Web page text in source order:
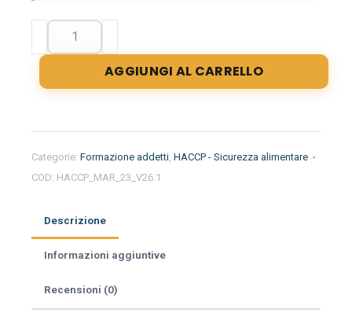
Formazione
per
addetti
alimentare
regione
Marche
Trasporto
alimenti
quantità
AGGIUNGI AL CARRELLO
Categorie: Formazione addetti, HACCP - Sicurezza alimentare
COD: HACCP_MAR_23_V26.1
Descrizione
Informazioni aggiuntive
Recensioni (0)